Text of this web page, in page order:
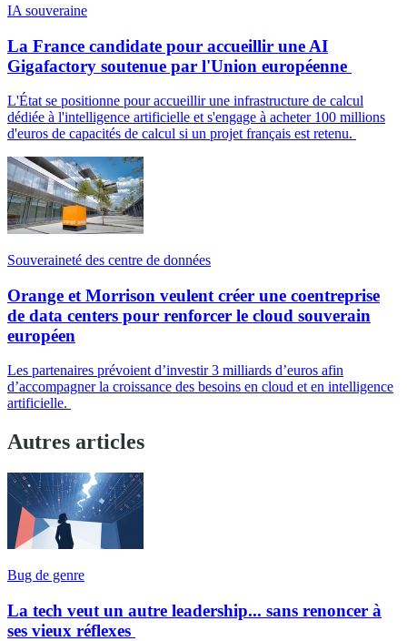
IA souveraine
La France candidate pour accueillir une AI
Gigafactory soutenue par l'Union européenne
L'État se positionne pour accueillir une infrastructure de calcul
dédiée à l'intelligence artificielle et s'engage à acheter 100 millions
d'euros de capacités de calcul si un projet français est retenu.
Souveraineté des centre de données
Orange et Morrison veulent créer une coentreprise
de data centers pour renforcer le cloud souverain
européen
Les partenaires prévoient d’investir 3 milliards d’euros afin
d’accompagner la croissance des besoins en cloud et en intelligence
artificielle.
Autres articles
Bug de genre
La tech veut un autre leadership... sans renoncer à
ses vieux réflexes